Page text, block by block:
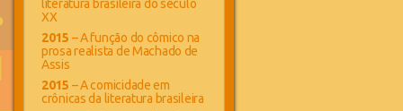
literatura brasileira do século
XX
2015 – A função do cômico na
prosa realista de Machado de
Assis
2015 – A comicidade em
crônicas da literatura brasileira